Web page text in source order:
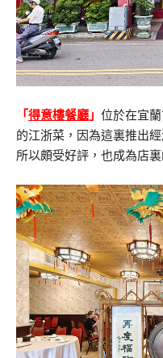
「得意樓餐廳 」 位於在宜
的江浙菜，因為這裏推出
所以頗受好評，也成為店